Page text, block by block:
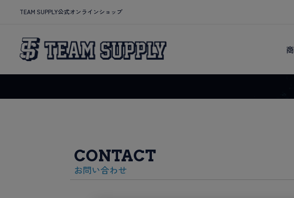
TEAM SUPPLY公式オンラインショップ
CONTACT
お問い合わせ